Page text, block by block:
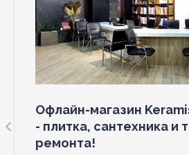
Офлайн-магазин
- плитка, сантехника и
ремонта!